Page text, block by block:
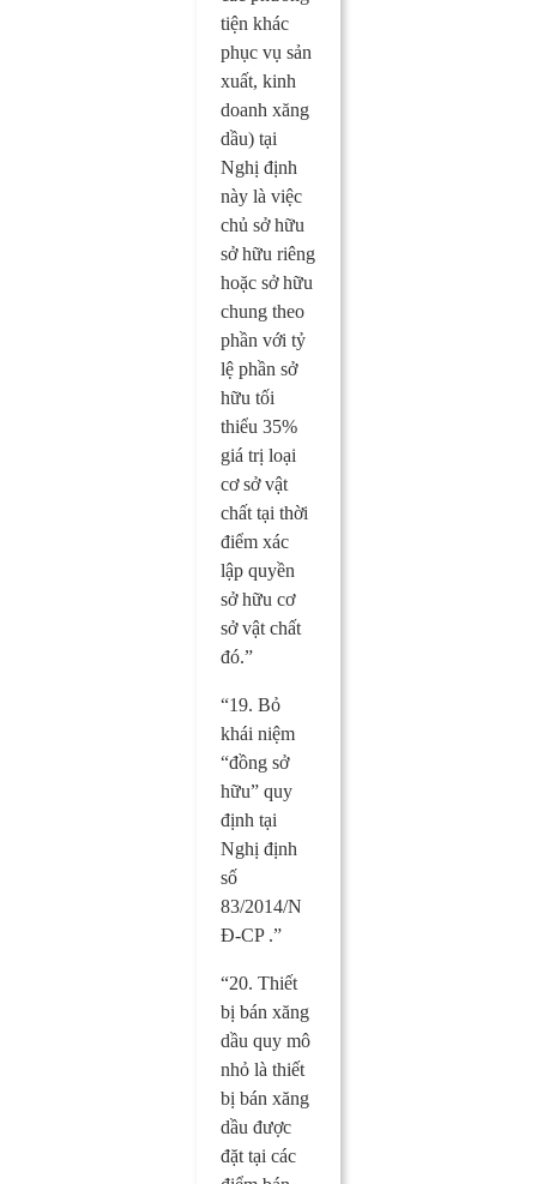
tiện khác
phục vụ sản
xuất, kinh
doanh xăng
dầu) tại
Nghị định
này là việc
chủ sở hữu
sở hữu riêng
hoặc sở hữu
chung theo
phần với tỷ
lệ phần sở
hữu tối
thiểu 35%
giá trị loại
cơ sở vật
chất tại thời
điểm xác
lập quyền
sở hữu cơ
sở vật chất
đó.”
“19. Bỏ
khái niệm
“đồng sở
hữu” quy
định tại
Nghị định
số
83/2014/N
Đ-CP .”
“20. Thiết
bị bán xăng
dầu quy mô
nhỏ là thiết
bị bán xăng
dầu được
đặt tại các